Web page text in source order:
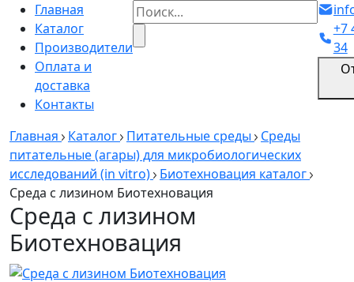
Главная
Каталог
Производители
Оплата и
доставка
Контакты
+7
34
Главная Каталог Питательные среды
Среды
питательные (агары) для микробиологических
исследований (in vitro) Биотехновация каталог
Среда с лизином Биотехновация
Среда с лизином
Биотехновация